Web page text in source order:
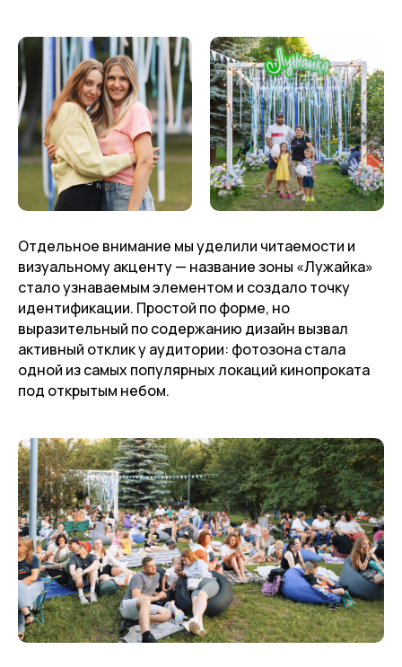
Отдельное внимание мы уделили читаемости и
визуальному акценту — название зоны «Лужайка»
стало узнаваемым элементом и создало точку
идентификации. Простой по форме, но
выразительный по содержанию дизайн вызвал
активный отклик у аудитории: фотозона стала
одной из самых популярных локаций кинопроката
под открытым небом.